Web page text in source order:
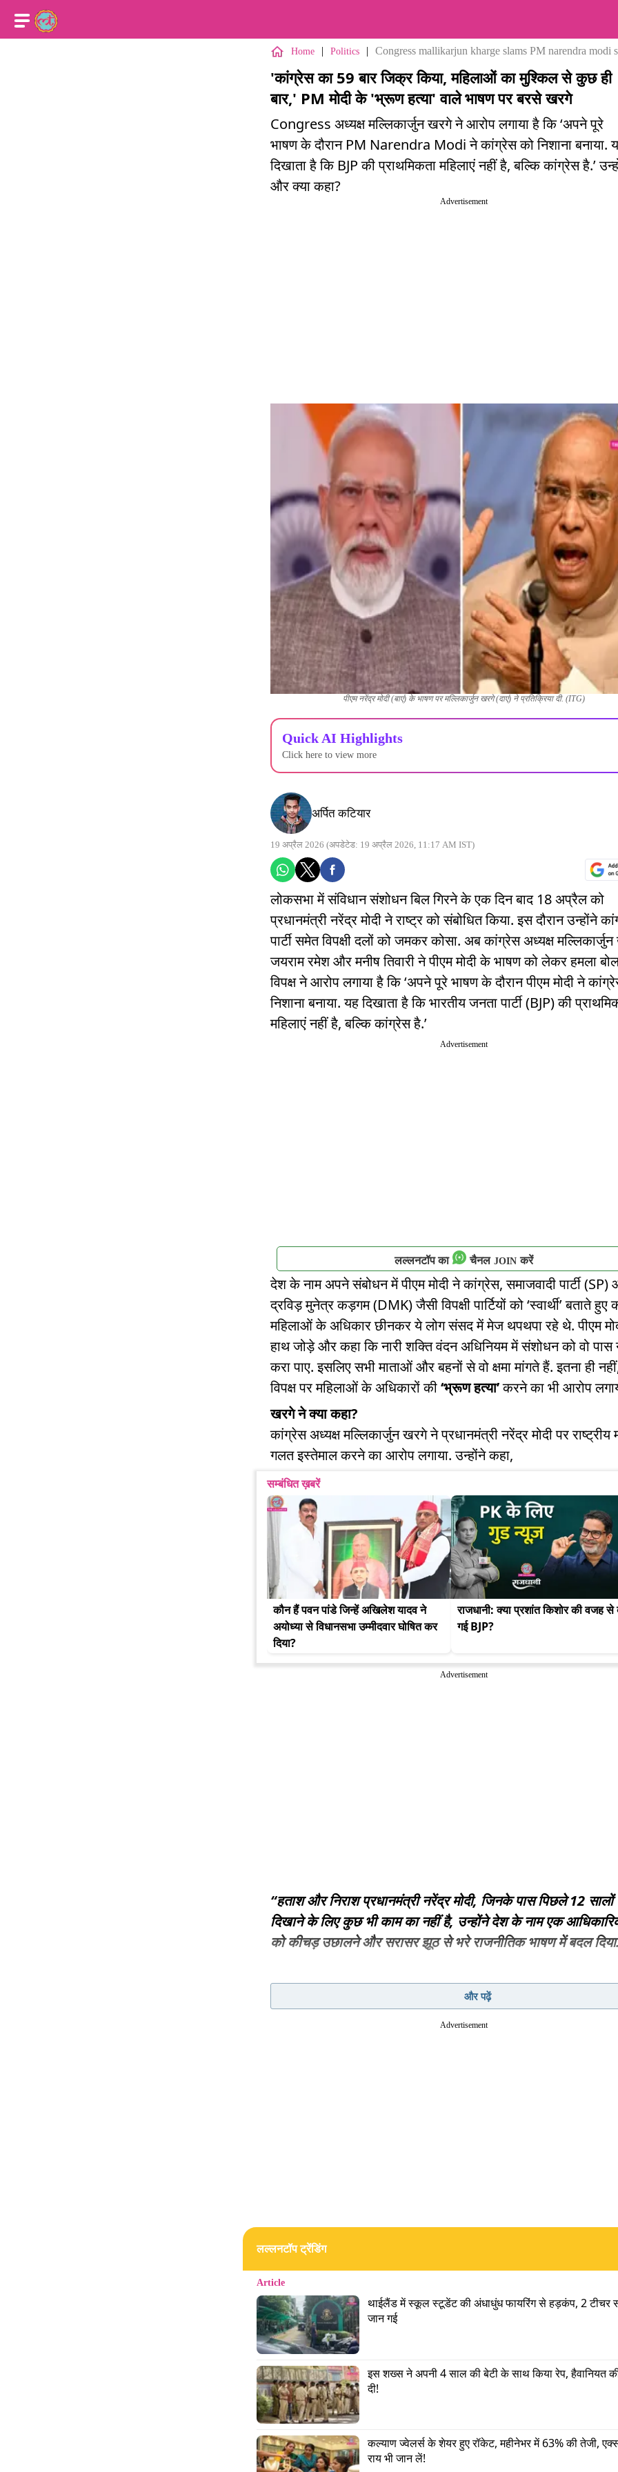
Home | Politics | Congress mallikarjun kharge slams PM narendra modi
'कांग्रेस का 59 बार जिक्र किया, महिलाओं का मुश्किल से कुछ ही
बार,' PM मोदी के 'भ्रूण हत्या' वाले भाषण पर बरसे खरगे
Congress अध्यक्ष मल्लिकार्जुन खरगे ने आरोप लगाया है कि ‘अपने पूरे
भाषण के दौरान PM Narendra Modi ने कांग्रेस को निशाना बनाया.
दिखाता है कि BJP की प्राथमिकता महिलाएं नहीं है, बल्कि कांग्रेस है.’
और क्या कहा?
Advertisement
पीएम नरेंद्र मोदी (बाएं) के भाषण पर मल्लिकार्जुन खरगे (दाएं) ने प्रतिक्रिया दी. (ITG)
Quick AI Highlights
Click here to view more
अर्पित कटियार
19 अप्रैल 2026 (अपडेटेड: 19 अप्रैल 2026, 11:17 AM IST)
लोकसभा में संविधान संशोधन बिल गिरने के एक दिन बाद 18 अप्रैल को
प्रधानमंत्री नरेंद्र मोदी ने राष्ट्र को संबोधित किया. इस दौरान उन्होंने
पार्टी समेत विपक्षी दलों को जमकर कोसा. अब कांग्रेस अध्यक्ष
जयराम रमेश और मनीष तिवारी ने पीएम मोदी के भाषण को लेकर हमला
विपक्ष ने आरोप लगाया है कि ‘अपने पूरे भाषण के दौरान पीएम मोदी ने
निशाना बनाया. यह दिखाता है कि भारतीय जनता पार्टी (BJP) की
महिलाएं नहीं है, बल्कि कांग्रेस है.’
Advertisement
लल्लनटॉप का चैनल JOIN करें
देश के नाम अपने संबोधन में पीएम मोदी ने कांग्रेस, समाजवादी पार्टी (SP)
द्रविड़ मुनेत्र कड़गम (DMK) जैसी विपक्षी पार्टियों को ‘स्वार्थी’ बताते हुए
महिलाओं के अधिकार छीनकर ये लोग संसद में मेज थपथपा रहे थे. पीएम
हाथ जोड़े और कहा कि नारी शक्ति वंदन अधिनियम में संशोधन को वो पास
करा पाए. इसलिए सभी माताओं और बहनों से वो क्षमा मांगते हैं. इतना ही
विपक्ष पर महिलाओं के अधिकारों की‘भ्रूण हत्या’करने का भी आरोप
खरगे ने क्या कहा?
कांग्रेस अध्यक्ष मल्लिकार्जुन खरगे ने प्रधानमंत्री नरेंद्र मोदी पर राष्ट्रीय
गलत इस्तेमाल करने का आरोप लगाया. उन्होंने कहा,
सम्बंधित ख़बरें
कौन हैं पवन पांडे जिन्हें अखिलेश यादव ने
अयोध्या से विधानसभा उम्मीदवार घोषित कर
दिया?
राजधानी: क्या प्रशांत किशोर की वजह से
गई BJP?
Advertisement
“हताश और निराश प्रधानमंत्री नरेंद्र मोदी, जिनके पास पिछले 12
दिखाने के लिए कुछ भी काम का नहीं है, उन्होंने देश के नाम एक
को कीचड़ उछालने और सरासर झूठ से भरे राजनीतिक भाषण में बदल
खरगे ने आगे कहा,
और पढ़ें
Advertisement
लल्लनटॉप ट्रेंडिंग
Article
थाईलैंड में स्कूल स्टूडेंट की अंधाधुंध फायरिंग से हड़कंप, 2 टीचर
जान गई
इस शख्स ने अपनी 4 साल की बेटी के साथ किया रेप, हैवानियत
दी!
कल्याण ज्वेलर्स के शेयर हुए रॉकेट, महीनेभर में 63% की तेजी,
राय भी जान लें!